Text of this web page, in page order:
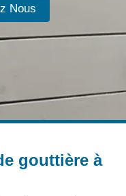
Nous
gouttière à